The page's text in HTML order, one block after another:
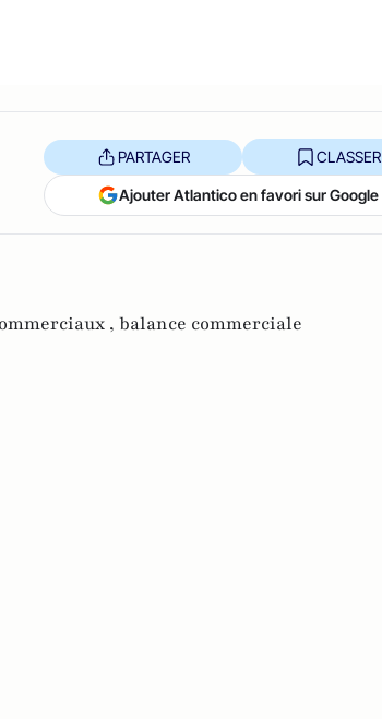
PARTAGER CLASSER
Ajouter Atlantico en favori sur Google
, balance commerciale